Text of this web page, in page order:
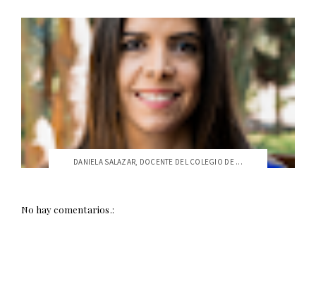
DANIELA SALAZAR, DOCENTE DEL COLEGIO DE ...
No hay comentarios.: